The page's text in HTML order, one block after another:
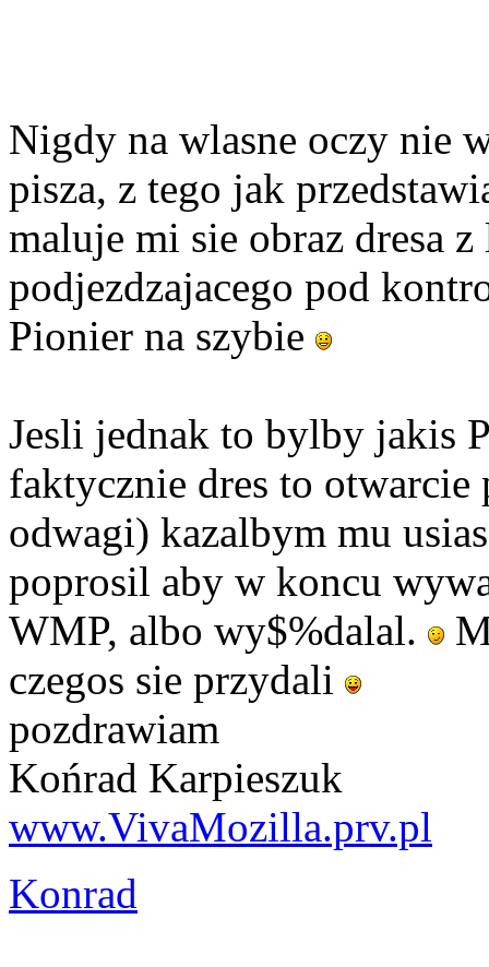
Nigdy na wlasne oczy nie
pisza, z tego jak
maluje mi sie obraz dresa
podjezdzajacego pod
Pionier na szybie
Jesli jednak to bylby jakis
faktycznie dres to
odwagi) kazalbym mu
poprosil aby w koncu
WMP, albo wy$%dalal.
czegos sie przydali
pozdrawiam
Końrad Karpieszuk
www.VivaMozilla.prv.pl
Konrad